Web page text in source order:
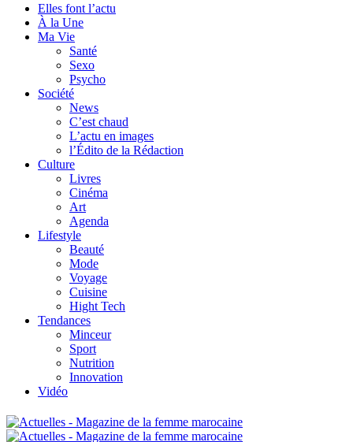
Elles font l’actu
À la Une
Ma Vie
Santé
Sexo
Psycho
Société
News
C’est chaud
L’actu en images
l’Édito de la Rédaction
Culture
Livres
Cinéma
Art
Agenda
Lifestyle
Beauté
Mode
Voyage
Cuisine
Hight Tech
Tendances
Minceur
Sport
Nutrition
Innovation
Vidéo